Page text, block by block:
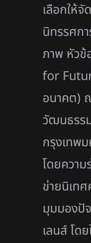
เลือกให้จั
นิทรรศก
ภาพ หัว
for
อนาคต)
วัฒนธรร
กรุงเทพ
โดยควา
ข่ายนิเท
มุมมองปั
เลนส์ โด